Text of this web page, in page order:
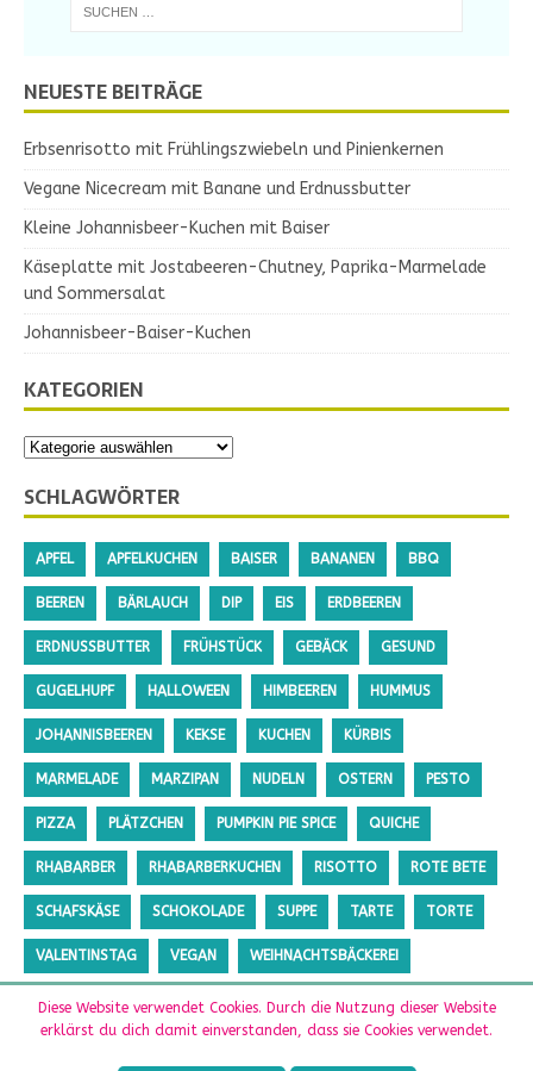
NEUESTE BEITRÄGE
Erbsenrisotto mit Frühlingszwiebeln und Pinienkernen
Vegane Nicecream mit Banane und Erdnussbutter
Kleine Johannisbeer-Kuchen mit Baiser
Käseplatte mit Jostabeeren-Chutney, Paprika-Marmelade
und Sommersalat
Johannisbeer-Baiser-Kuchen
KATEGORIEN
SCHLAGWÖRTER
APFEL APFELKUCHEN BAISER BANANEN BBQ
BEEREN BÄRLAUCH DIP EIS ERDBEEREN
ERDNUSSBUTTER FRÜHSTÜCK GEBÄCK GESUND
GUGELHUPF HALLOWEEN HIMBEEREN HUMMUS
JOHANNISBEEREN KEKSE KUCHEN KÜRBIS
MARMELADE MARZIPAN NUDELN OSTERN PESTO
PIZZA PLÄTZCHEN PUMPKIN PIE SPICE QUICHE
RHABARBER RHABARBERKUCHEN RISOTTO ROTE BETE
SCHAFSKÄSE SCHOKOLADE SUPPE TARTE TORTE
VALENTINSTAG VEGAN WEIHNACHTSBÄCKEREI
ZUCCHINI ZUCKERFREI
Diese Website verwendet Cookies. Durch die Nutzung dieser Website
erklärst du dich damit einverstanden, dass sie Cookies verwendet.